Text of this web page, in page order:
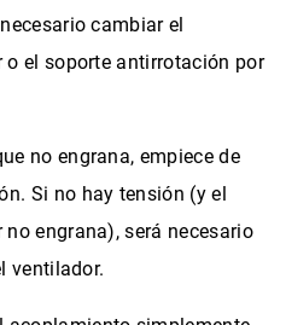
cambiar el
el soporte antirrotación por
no engrana, empiece de
Si no hay tensión (y el
engrana), será necesario
ventilador.